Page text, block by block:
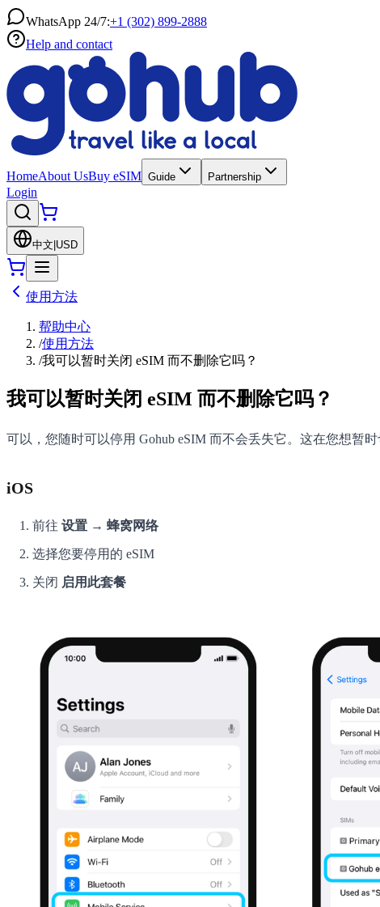
WhatsApp 24/7:+1 (302) 899-2888
Help and contact
HomeAbout UsBuy eSIM Guide Partnership
Login
中文 USD
使用方法
帮助中心
/使用方法
/我可以暂时关闭 eSIM 而不删除它吗？
我可以暂时关闭 eSIM 而不删除它吗？
可以，您随时可以停用 Gohub eSIM 而不会丢失它。这在您想暂
iOS
前往 设置 → 蜂窝网络
选择您要停用的 eSIM
关闭 启用此套餐